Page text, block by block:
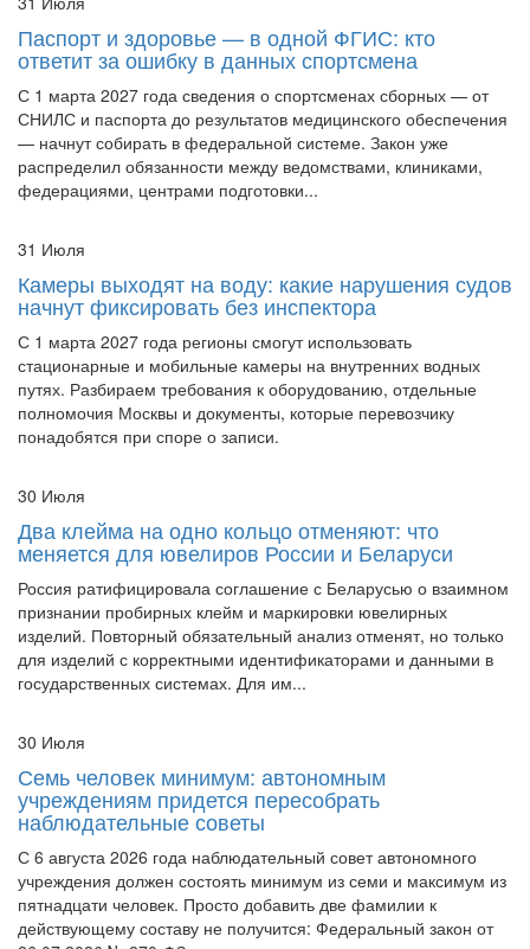
Паспорт и здоровье — в одной ФГИС: кто
ответит за ошибку в данных спортсмена
С 1 марта 2027 года сведения о спортсменах сборных — от
СНИЛС и паспорта до результатов медицинского обеспечения
— начнут собирать в федеральной системе. Закон уже
распределил обязанности между ведомствами, клиниками,
федерациями, центрами подготовки...
31 Июля
Камеры выходят на воду: какие нарушения судов
начнут фиксировать без инспектора
С 1 марта 2027 года регионы смогут использовать
стационарные и мобильные камеры на внутренних водных
путях. Разбираем требования к оборудованию, отдельные
полномочия Москвы и документы, которые перевозчику
понадобятся при споре о записи.
30 Июля
Два клейма на одно кольцо отменяют: что
меняется для ювелиров России и Беларуси
Россия ратифицировала соглашение с Беларусью о взаимном
признании пробирных клейм и маркировки ювелирных
изделий. Повторный обязательный анализ отменят, но только
для изделий с корректными идентификаторами и данными в
государственных системах. Для им...
30 Июля
Семь человек минимум: автономным
учреждениям придется пересобрать
наблюдательные советы
С 6 августа 2026 года наблюдательный совет автономного
учреждения должен состоять минимум из семи и максимум из
пятнадцати человек. Просто добавить две фамилии к
действующему составу не получится: Федеральный закон от